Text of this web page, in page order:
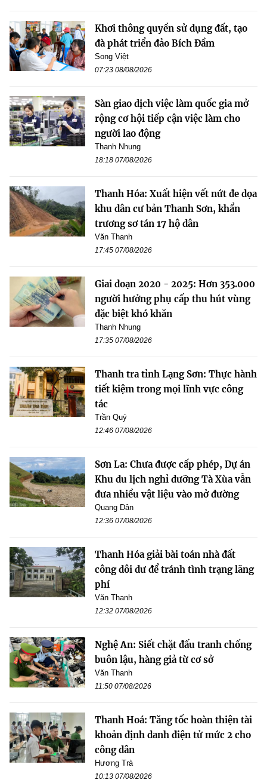
Khơi thông quyền sử dụng đất, tạo
đà phát triển đảo Bích Đầm
Song Việt
07:23 08/08/2026
Sàn giao dịch việc làm quốc gia mở
rộng cơ hội tiếp cận việc làm cho
người lao động
Thanh Nhung
18:18 07/08/2026
Thanh Hóa: Xuất hiện vết nứt đe dọa
khu dân cư bản Thanh Sơn, khẩn
trương sơ tán 17 hộ dân
Văn Thanh
17:45 07/08/2026
Giai đoạn 2020 - 2025: Hơn 353.000
người hưởng phụ cấp thu hút vùng
đặc biệt khó khăn
Thanh Nhung
17:35 07/08/2026
Thanh tra tỉnh Lạng Sơn: Thực hành
tiết kiệm trong mọi lĩnh vực công
tác
Trần Quý
12:46 07/08/2026
Sơn La: Chưa được cấp phép, Dự án
Khu du lịch nghỉ dưỡng Tà Xùa vẫn
đưa nhiều vật liệu vào mở đường
Quang Dân
12:36 07/08/2026
Thanh Hóa giải bài toán nhà đất
công dôi dư để tránh tình trạng lãng
phí
Văn Thanh
12:32 07/08/2026
Nghệ An: Siết chặt đấu tranh chống
buôn lậu, hàng giả từ cơ sở
Văn Thanh
11:50 07/08/2026
Thanh Hoá: Tăng tốc hoàn thiện tài
khoản định danh điện tử mức 2 cho
công dân
Hương Trà
10:13 07/08/2026